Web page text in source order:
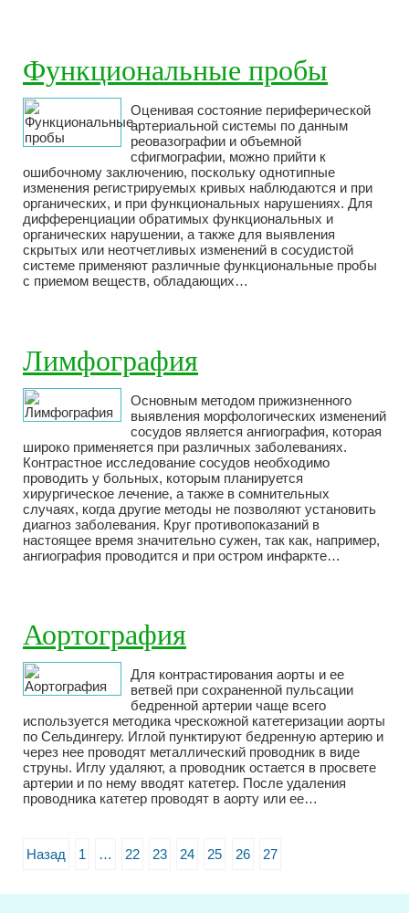
Функциональные пробы
Оценивая состояние периферической
артериальной системы по данным
реовазографии и объемной
сфигмографии, можно прийти к
ошибочному заключению, поскольку однотипные
изменения регистрируемых кривых наблюдаются и при
органических, и при функциональных нарушениях. Для
дифференциации обратимых функциональных и
органических нарушении, а также для выявления
скрытых или неотчетливых изменений в сосудистой
системе применяют различные функциональные пробы
с приемом веществ, обладающих…
Лимфография
Основным методом прижизненного
выявления морфологических изменений
сосудов является ангиография, которая
широко применяется при различных заболеваниях.
Контрастное исследование сосудов необходимо
проводить у больных, которым планируется
хирургическое лечение, а также в сомнительных
случаях, когда другие методы не позволяют установить
диагноз заболевания. Круг противопоказаний в
настоящее время значительно сужен, так как, например,
ангиография проводится и при остром инфаркте…
Аортография
Для контрастирования аорты и ее
ветвей при сохраненной пульсации
бедренной артерии чаще всего
используется методика чрескожной катетеризации аорты
по Сельдингеру. Иглой пунктируют бедренную артерию и
через нее проводят металлический проводник в виде
струны. Иглу удаляют, а проводник остается в просвете
артерии и по нему вводят катетер. После удаления
проводника катетер проводят в аорту или ее…
Назад 1 … 22 23 24 25 26 27